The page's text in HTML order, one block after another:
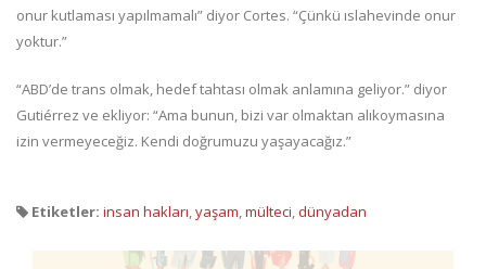
onur kutlaması yapılmamalı” diyor Cortes. “Çünkü ıslahevinde onur
yoktur.”
“ABD’de trans olmak, hedef tahtası olmak anlamına geliyor.” diyor
Gutiérrez ve ekliyor: “Ama bunun, bizi var olmaktan alıkoymasına
izin vermeyeceğiz. Kendi doğrumuzu yaşayacağız.”
Etiketler: insan hakları,yaşam,mülteci,dünyadan